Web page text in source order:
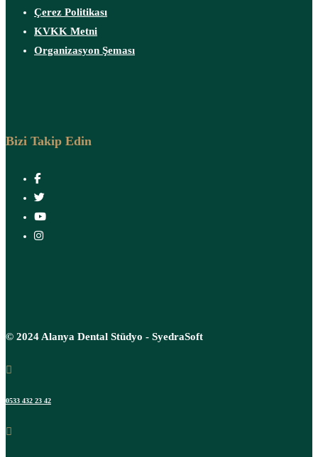
Çerez Politikası
KVKK Metni
Organizasyon Şeması
Bizi Takip Edin
© 2024 Alanya Dental Stüdyo - SyedraSoft
0533 432 23 42